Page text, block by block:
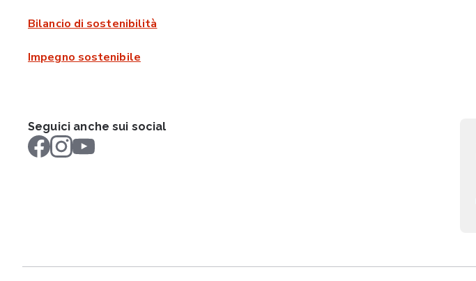
Bilancio di sostenibilità
Impegno sostenibile
Seguici anche sui social